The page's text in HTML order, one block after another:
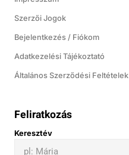
Szerzői Jogok
Bejelentkezés / Fiókom
Adatkezelési Tájékoztató
Általános Szerződési Feltételek
Feliratkozás
Keresztév